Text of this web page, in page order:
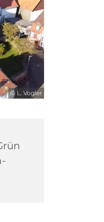
© L. Vogler